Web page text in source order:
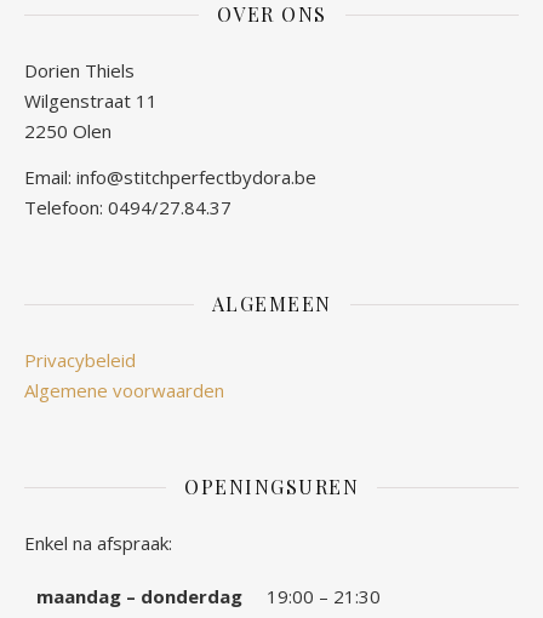
OVER ONS
Dorien Thiels
Wilgenstraat 11
2250 Olen
Email: info@stitchperfectbydora.be
Telefoon: 0494/27.84.37
ALGEMEEN
Privacybeleid
Algemene voorwaarden
OPENINGSUREN
Enkel na afspraak:
maandag – donderdag 19:00 – 21:30